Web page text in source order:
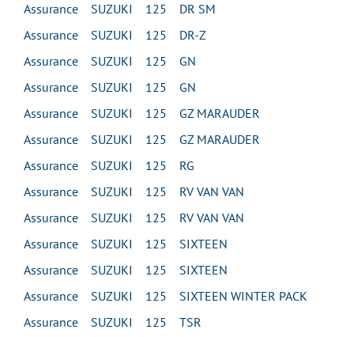
Assurance SUZUKI 125 DR SM
Assurance SUZUKI 125 DR-Z
Assurance SUZUKI 125 GN
Assurance SUZUKI 125 GN
Assurance SUZUKI 125 GZ MARAUDER
Assurance SUZUKI 125 GZ MARAUDER
Assurance SUZUKI 125 RG
Assurance SUZUKI 125 RV VAN VAN
Assurance SUZUKI 125 RV VAN VAN
Assurance SUZUKI 125 SIXTEEN
Assurance SUZUKI 125 SIXTEEN
Assurance SUZUKI 125 SIXTEEN WINTER PACK
Assurance SUZUKI 125 TSR